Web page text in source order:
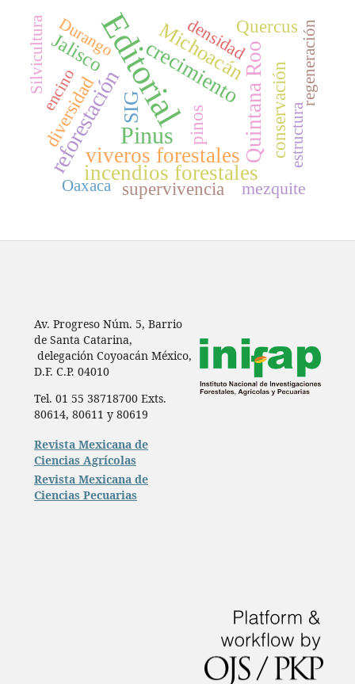
Editorial
Pinus
reforestaciónviveros forestales
crecimiento
incendios forestales
Quintana Roo
Michoacán
SIG
Jalisco
conservación
diversidad
supervivencia
pinos
Quercus
mezquite
densidad
estructura
Durango
Silvicultura regeneración
Oaxaca
encino
Av. Progreso Núm. 5, Barrio
de Santa Catarina,
delegación Coyoacán México,
D.F. C.P. 04010
Tel. 01 55 38718700 Exts.
80614, 80611 y 80619
Revista Mexicana de
Ciencias Agrícolas
Revista Mexicana de
Ciencias Pecuarias